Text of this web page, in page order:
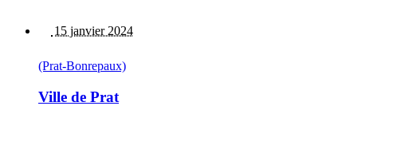
15 janvier 2024
(Prat-Bonrepaux)
Ville de Prat